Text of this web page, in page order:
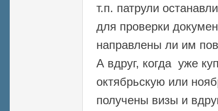
т.п. патрули
для проверки
направлены ли им
А вдруг, когда уже
октябрьскую или
получены визы и